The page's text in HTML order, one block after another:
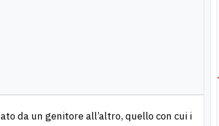
da un genitore all’altro, quello con cui i